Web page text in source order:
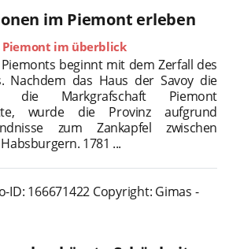
im Piemont erleben
Piemont im überblick
beginnt mit dem Zerfall des
Nachdem das Haus der Savoy die
die Markgrafschaft Piemont
wurde die Provinz aufgrund
zum Zankapfel zwischen
1781 ...